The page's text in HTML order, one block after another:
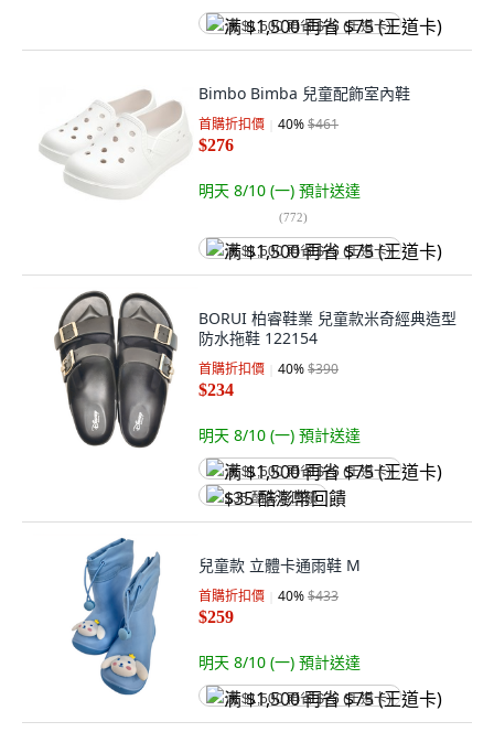
满 $1,500 再省 $75 (王道卡)
Bimbo Bimba 兒童配飾室內鞋
首購折扣價 40%$461
$276
明天 8/10 (一) 預計送達
(772)
满 $1,500 再省 $75 (王道卡)
BORUI 柏睿鞋業 兒童款米奇經典造型
防水拖鞋 122154
首購折扣價 40%$390
$234
明天 8/10 (一) 預計送達
满 $1,500 再省 $75 (王道卡)
$35 酷澎幣回饋
兒童款 立體卡通雨鞋 M
首購折扣價 40%$433
$259
明天 8/10 (一) 預計送達
满 $1,500 再省 $75 (王道卡)